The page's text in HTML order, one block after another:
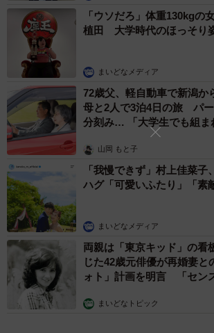
「ウソだろ」体重130kgの
植田 大学時代のほっそり
まいどなメディア
72歳父、軽自動車で新潟
母と2人で3泊4日の旅 パ
分刻み… 「大学生でも組ま
山岡 もと子
「我慢できず」村上佳菜子
ハグ「可愛いふたり」「素
まいどなメディア
両親は「東京キッド」の
じた42歳元俳優が再婚妻と
ォト」計画を明言 「セン
まいどなトピック